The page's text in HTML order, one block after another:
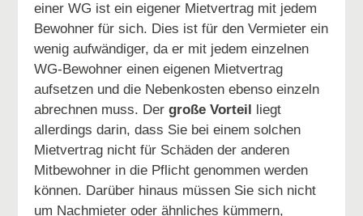
einer WG ist ein eigener Mietvertrag mit jedem
Bewohner für sich. Dies ist für den Vermieter ein
wenig aufwändiger, da er mit jedem einzelnen
WG-Bewohner einen eigenen Mietvertrag
aufsetzen und die Nebenkosten ebenso einzeln
abrechnen muss. Dergroße Vorteil
liegt
allerdings darin, dass Sie bei einem solchen
Mietvertrag nicht für Schäden der anderen
Mitbewohner in die Pflicht genommen werden
können. Darüber hinaus müssen Sie sich nicht
um Nachmieter oder ähnliches kümmern,